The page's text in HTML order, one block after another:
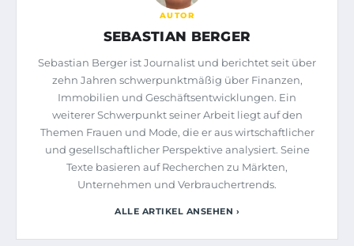
AUTOR
SEBASTIAN BERGER
Sebastian Berger ist Journalist und berichtet seit über
zehn Jahren schwerpunktmäßig über Finanzen,
Immobilien und Geschäftsentwicklungen. Ein
weiterer Schwerpunkt seiner Arbeit liegt auf den
Themen Frauen und Mode, die er aus wirtschaftlicher
und gesellschaftlicher Perspektive analysiert. Seine
Texte basieren auf Recherchen zu Märkten,
Unternehmen und Verbrauchertrends.
ALLE ARTIKEL ANSEHEN ›